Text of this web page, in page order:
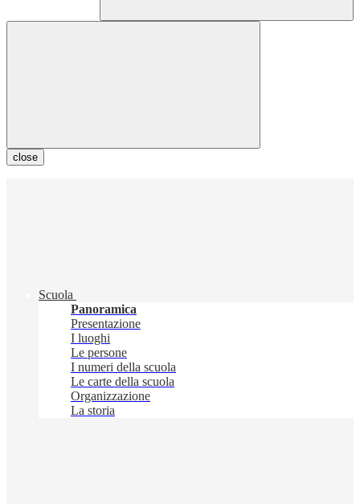
close
Scuola
Panoramica
Presentazione
I luoghi
Le persone
I numeri della scuola
Le carte della scuola
Organizzazione
La storia